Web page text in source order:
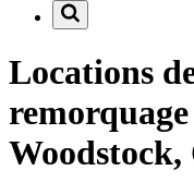
Locations
Woodstock,